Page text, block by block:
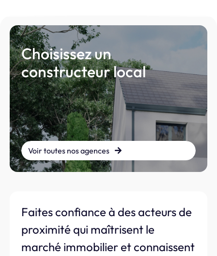
Choisissez un
constructeur local
Voir toutes nos agences
Faites confiance à des acteurs de
proximité qui maîtrisent le
marché immobilier et connaissent